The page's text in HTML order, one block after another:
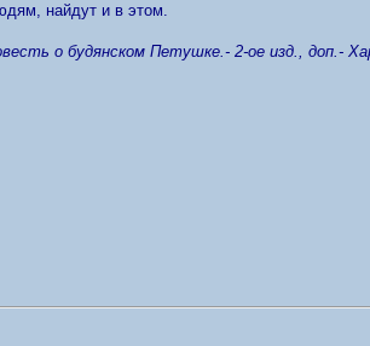
найдут и в этом.
о будянском Петушке.- 2-ое изд., доп.-